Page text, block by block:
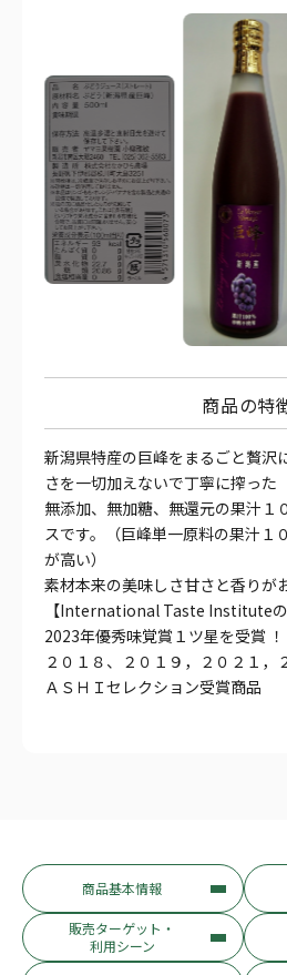
商品の特
新潟県特産の巨峰をまるごと贅沢
さを一切加えないで丁寧に搾った
無添加、無加糖、無還元の果汁１
スです。（巨峰単一原料の果汁１
が高い）
素材本来の美味しさ甘さと香りが
【International Taste Instituteの
2023年優秀味覚賞１ツ星を受賞 ！
２０１８、２０１９，２０２１，
ＡＳＨＩセレクション受賞商品
商品基本情報
販売ターゲット・
利用シーン